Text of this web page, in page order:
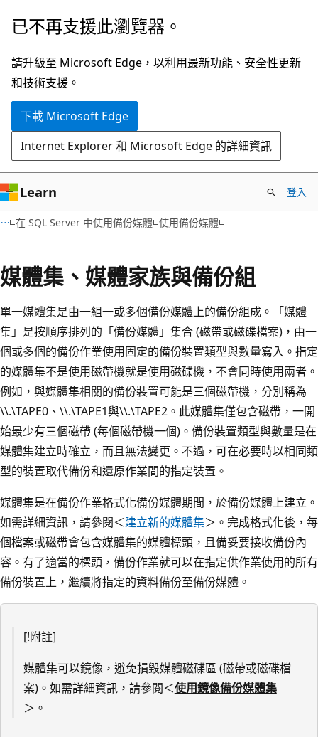
跳
主
要
內
已不再支援此瀏覽器。
請升級至 Microsoft Edge，以利用最新功能、安全性更新
和技術支援。
下載 Microsoft Edge
Internet Explorer 和 Microsoft Edge 的詳細資訊
Learn 登入
在 SQL Server 中使用備份媒體 使用備份媒體
媒體集、媒體家族與備份組
單一媒體集是由一組一或多個備份媒體上的備份組成。「媒體
集」是按順序排列的「備份媒體」集合 (磁帶或磁碟檔案)，由一
個或多個的備份作業使用固定的備份裝置類型與數量寫入。指定
的媒體集不是使用磁帶機就是使用磁碟機，不會同時使用兩者。
例如，與媒體集相關的備份裝置可能是三個磁帶機，分別稱為
\\.\TAPE0、\\.\TAPE1與\\.\TAPE2。此媒體集僅包含磁帶，一開
始最少有三個磁帶 (每個磁帶機一個)。備份裝置類型與數量是在
媒體集建立時確立，而且無法變更。不過，可在必要時以相同類
型的裝置取代備份和還原作業間的指定裝置。
媒體集是在備份作業格式化備份媒體期間，於備份媒體上建立。
如需詳細資訊，請參閱＜建立新的媒體集＞。完成格式化後，每
個檔案或磁帶會包含媒體集的媒體標頭，且備妥要接收備份內
容。有了適當的標頭，備份作業就可以在指定供作業使用的所有
備份裝置上，繼續將指定的資料備份至備份媒體。
[!附註]
媒體集可以鏡像，避免損毀媒體磁碟區 (磁帶或磁碟檔
案)。如需詳細資訊，請參閱＜使用鏡像備份媒體集
＞。